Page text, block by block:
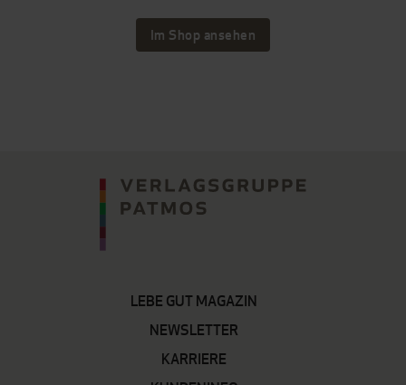
Im Shop ansehen
LEBE GUT MAGAZIN
NEWSLETTER
KARRIERE